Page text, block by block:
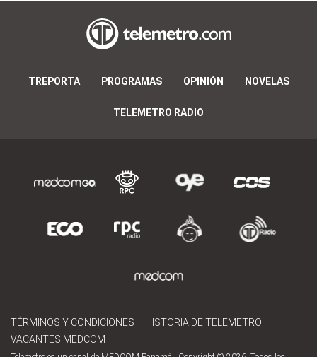
TREPORTA PROGRAMAS OPINIÓN NOVELAS
TELEMETRO RADIO
TÉRMINOS Y CONDICIONES
HISTORIA DE TELEMETRO
VACANTES MEDCOM